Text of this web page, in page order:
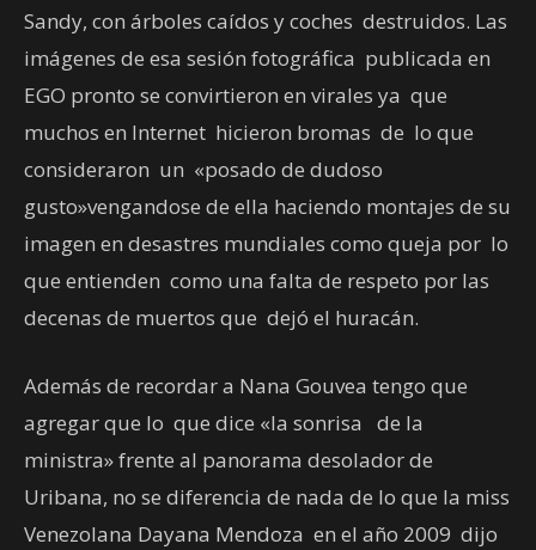
Sandy, con árboles caídos y coches destruidos. Las
imágenes de esa sesión fotográfica publicada en
EGO pronto se convirtieron en virales ya que
muchos en Internet hicieron bromas de lo que
consideraron un «posado de dudoso
gusto»vengandose de ella haciendo montajes de su
imagen en desastres mundiales como queja por lo
que entienden como una falta de respeto por las
decenas de muertos que dejó el huracán.
Además de recordar a Nana Gouvea tengo que
agregar que lo que dice «la sonrisa de la
ministra» frente al panorama desolador de
Uribana, no se diferencia de nada de lo que la miss
Venezolana Dayana Mendoza en el año 2009 dijo